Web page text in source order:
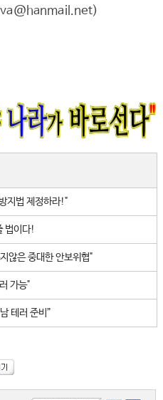
지법 제정하라!"
법이다!
않은 중대한 안보위협"
가능"
테러 준비”